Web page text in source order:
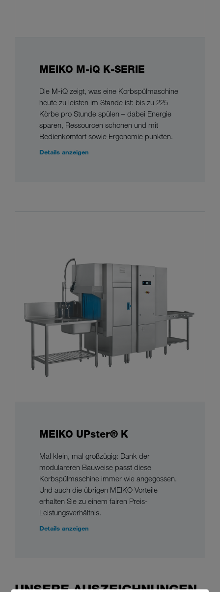
MEIKO M-iQ K-SERIE
Die M-iQ zeigt, was eine Korbspülmaschine
heute zu leisten im Stande ist: bis zu 225
Körbe pro Stunde spülen – dabei Energie
sparen, Ressourcen schonen und mit
Bedienkomfort sowie Ergonomie punkten.
Details anzeigen
MEIKO UPster® K
Mal klein, mal großzügig: Dank der
modulareren Bauweise passt diese
Korbspülmaschine immer wie angegossen.
Und auch die übrigen MEIKO Vorteile
erhalten Sie zu einem fairen Preis-
Leistungsverhältnis.
Details anzeigen